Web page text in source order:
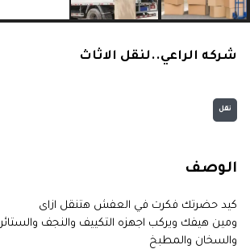
شركه الراعي..لنقل الاثاث
نقل
الوصف
كيد حضرتك فكرت في العفش هتنقل ازاى
ومين هيفك ويركب اجهزه التكييف والنجف والستائر
والسخان والمطبخ